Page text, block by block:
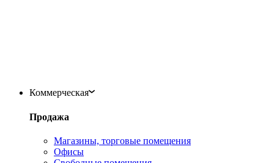
Коммерческая
Продажа
Магазины, торговые помещения
Офисы